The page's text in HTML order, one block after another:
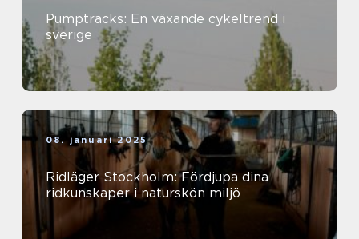
Pumptracks: En växande cykeltrend i
sverige
08. januari 2025
Ridläger Stockholm: Fördjupa dina
ridkunskaper i naturskön miljö